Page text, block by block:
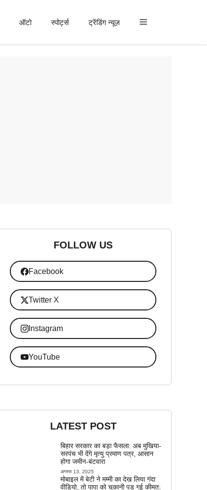
ऑटो स्पोर्ट्स ट्रेंडिंग न्यूज़
FOLLOW US
Facebook
Twitter X
Instagram
YouTube
LATEST POST
बिहार सरकार का बड़ा फैसला: अब मुखिया-
सरपंच भी देंगे मृत्यु प्रमाण पत्र, आसान
होगा जमीन-बंटवारा
अगस्त 13, 2025
मोबाइल में बेटी ने मम्मी का देख लिया गंदा
वीडियो, तो पापा को चुकानी पड़ गई कीमत;